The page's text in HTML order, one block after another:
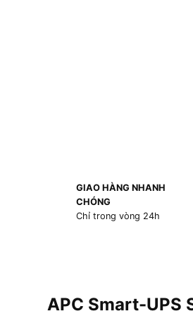
GIAO HÀNG NHANH
CHÓNG
Chỉ trong vòng 24h
APC Smart-UPS